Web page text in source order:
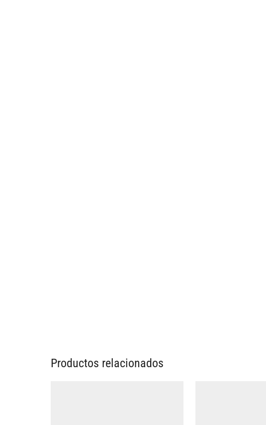
Productos relacionados